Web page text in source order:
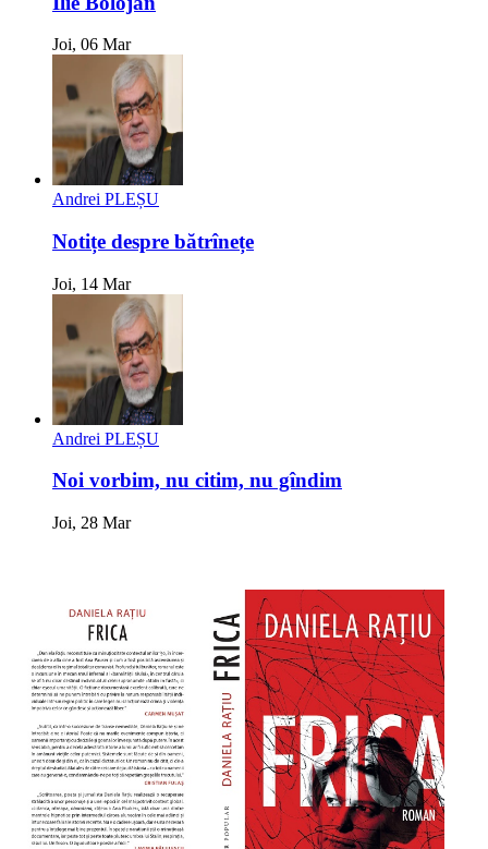
Joi, 06 Mar
Andrei PLEȘU
Notițe despre bătrînețe
Joi, 14 Mar
Andrei PLEȘU
Noi vorbim, nu citim, nu gîndim
Joi, 28 Mar